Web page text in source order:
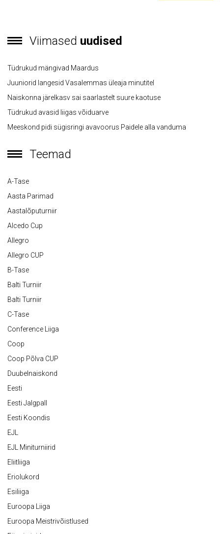
Viimased uudised
Tüdrukud mängivad Maardus
Juuniorid langesid Vasalemmas üleaja minutitel
Naiskonna järelkasv sai saarlastelt suure kaotuse
Tüdrukud avasid liigas võiduarve
Meeskond pidi sügisringi avavoorus Paidele alla vanduma
Teemad
A-Tase
Aasta Parimad
Aastalõputurniir
Alcedo Cup
Allegro
Allegro CUP
B-Tase
Balti Turniir
Balti Turniir
C-Tase
Conference Liiga
Coop
Coop Põlva CUP
Duubelnaiskond
Eesti
Eesti Jalgpall
Eesti Koondis
EJL
EJL Miniturniirid
Eliitliiga
Eriolukord
Esiliiga
Euroopa Liiga
Euroopa Meistrivõistlused